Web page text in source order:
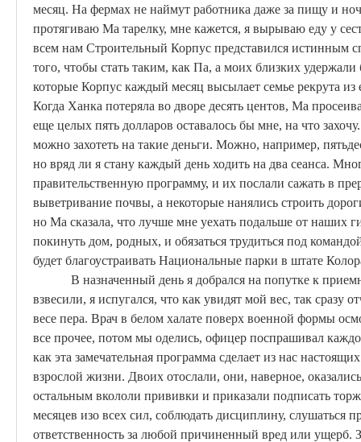
месяц. На фермах не наймут работника даже за пищу и
протягиваю Ма тарелку, мне кажется, я вырываю еду у
всем нам Строительный Корпус представился истинным
того, чтобы стать таким, как Па, а моих близких
которые Корпус каждый месяц высылает семье рекрута из
Когда Ханка потеряла во дворе десять центов, Ма
еще целых пять долларов оставалось бы мне, на что
можно захотеть на такие деньги. Можно, например,
но вряд ли я стану каждый день ходить на два сеанса.
правительственную программу, и их послали сажать в
выветривание почвы, а некоторые нанялись строить
но Ма сказала, что лучше мне уехать подальше от наших
покинуть дом, родных, и обязаться трудиться под
будет благоустраивать Национальные парки в штате
В назначенный день я добрался на попутке к
взвесили, я испугался, что как увидят мой вес, так сразу
весе пера. Врач в белом халате поверх военной формы
все прочее, потом мы оделись, офицер поспрашивал
как эта замечательная программа сделает из нас
взрослой жизни. Двоих отослали, они, наверное,
остальным вкололи прививки и приказали подписать
месяцев изо всех сил, соблюдать дисциплину, слушаться
ответственность за любой причиненный вред или ущерб.